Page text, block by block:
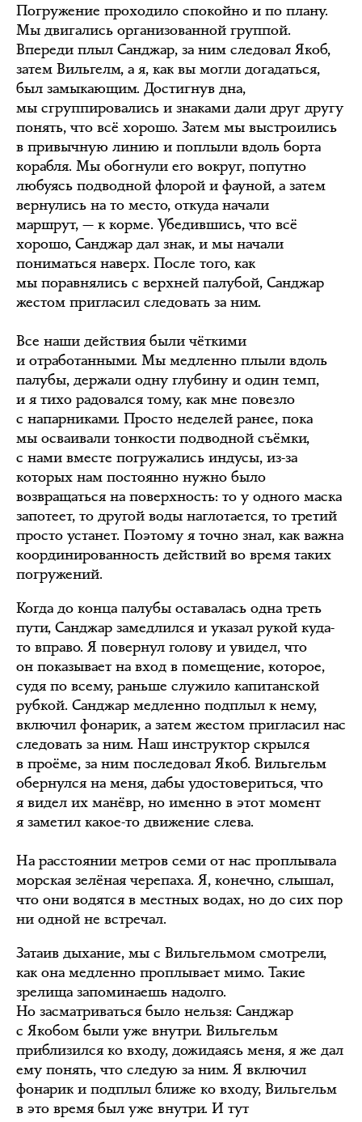
Погружение проходило спокойно и по плану.
Мы двигались организованной группой.
Впереди плыл Санджар, за ним следовал Якоб,
затем Вильгелм, а я, как вы могли догадаться,
был замыкающим. Достигнув дна,
мы сгруппировались и знаками дали друг другу
понять, что всё хорошо. Затем мы выстроились
в привычную линию и поплыли вдоль борта
корабля. Мы обогнули его вокруг, попутно
любуясь подводной флорой и фауной, а затем
вернулись на то место, откуда начали
маршрут, — к корме. Убедившись, что всё
хорошо, Санджар дал знак, и мы начали
пониматься наверх. После того, как
мы поравнялись с верхней палубой, Санджар
жестом пригласил следовать за ним.
Все наши действия были чёткими
и отработанными. Мы медленно плыли вдоль
палубы, держали одну глубину и один темп,
и я тихо радовался тому, как мне повезло
с напарниками. Просто неделей ранее, пока
мы осваивали тонкости подводной съёмки,
с нами вместе погружались индусы, из-за
которых нам постоянно нужно было
возвращаться на поверхность: то у одного маска
запотеет, то другой воды наглотается, то третий
просто устанет. Поэтому я точно знал, как важна
координированность действий во время таких
погружений.
Когда до конца палубы оставалась одна треть
пути, Санджар замедлился и указал рукой куда-
то вправо. Я повернул голову и увидел, что
он показывает на вход в помещение, которое,
судя по всему, раньше служило капитанской
рубкой. Санджар медленно подплыл к нему,
включил фонарик, а затем жестом пригласил нас
следовать за ним. Наш инструктор скрылся
в проёме, за ним последовал Якоб. Вильгельм
обернулся на меня, дабы удостовериться, что
я видел их манёвр, но именно в этот момент
я заметил какое-то движение слева.
На расстоянии метров семи от нас проплывала
морская зелёная черепаха. Я, конечно, слышал,
что они водятся в местных водах, но до сих пор
ни одной не встречал.
Затаив дыхание, мы с Вильгельмом смотрели,
как она медленно проплывает мимо. Такие
зрелища запоминаешь надолго.
Но засматриваться было нельзя: Санджар
с Якобом были уже внутри. Вильгельм
приблизился ко входу, дожидаясь меня, я же дал
ему понять, что следую за ним. Я включил
фонарик и подплыл ближе ко входу, Вильгельм
в это время был уже внутри. И тут